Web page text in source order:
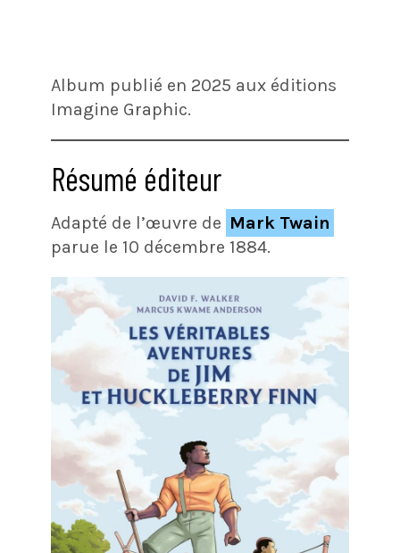
Album publié en 2025 aux éditions
Imagine Graphic.
Résumé éditeur
Adapté de l’œuvre de Mark Twain
parue le 10 décembre 1884.